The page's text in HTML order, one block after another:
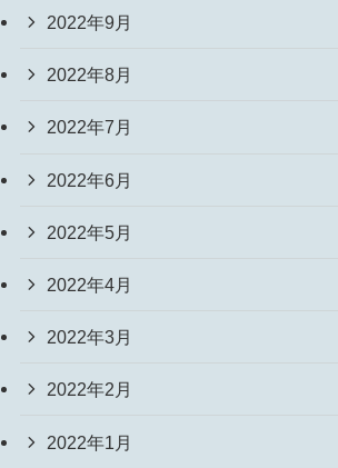
2022年9月
2022年8月
2022年7月
2022年6月
2022年5月
2022年4月
2022年3月
2022年2月
2022年1月